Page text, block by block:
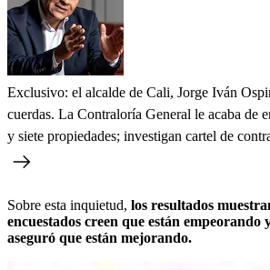
Exclusivo: el alcalde de Cali, Jorge Iván
cuerdas. La Contraloría General le acaba de
y siete propiedades; investigan cartel de
Sobre esta inquietud, los resultados
encuestados creen que están empeorando
aseguró que están mejorando.